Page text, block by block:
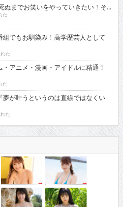
ぬまでお笑いをやっていきたい！そ...
た
でもお馴染み！高学歴芸人として
た
アニメ・漫画・アイドルに精通！
た
が叶うというのは直線ではなくい
た